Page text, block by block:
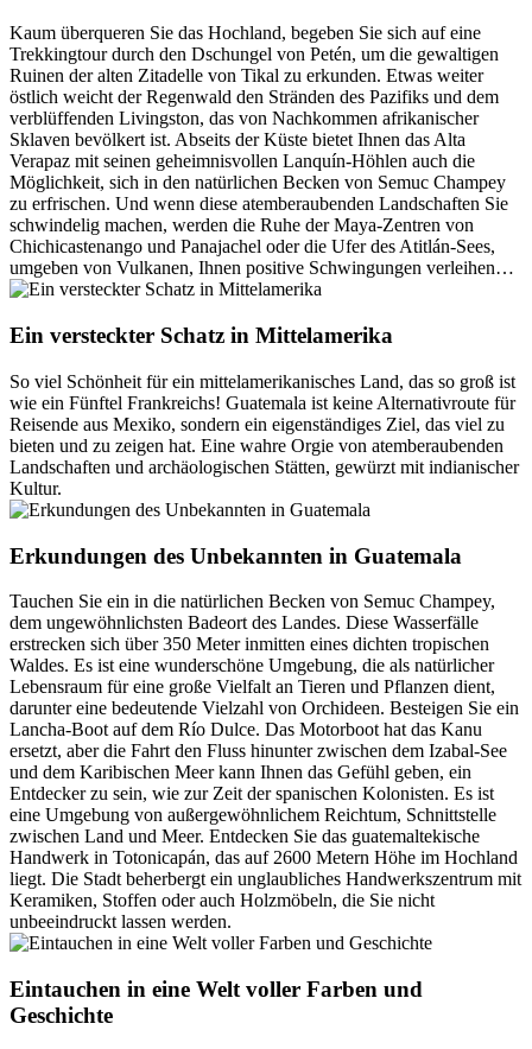
Kaum überqueren Sie das Hochland, begeben Sie sich auf eine
Trekkingtour durch den Dschungel von Petén, um die gewaltigen
Ruinen der alten Zitadelle von Tikal zu erkunden. Etwas weiter
östlich weicht der Regenwald den Stränden des Pazifiks und dem
verblüffenden Livingston, das von Nachkommen afrikanischer
Sklaven bevölkert ist. Abseits der Küste bietet Ihnen das Alta
Verapaz mit seinen geheimnisvollen Lanquín-Höhlen auch die
Möglichkeit, sich in den natürlichen Becken von Semuc Champey
zu erfrischen. Und wenn diese atemberaubenden Landschaften Sie
schwindelig machen, werden die Ruhe der Maya-Zentren von
Chichicastenango und Panajachel oder die Ufer des Atitlán-Sees,
umgeben von Vulkanen, Ihnen positive Schwingungen verleihen…
Ein versteckter Schatz in Mittelamerika
So viel Schönheit für ein mittelamerikanisches Land, das so groß ist
wie ein Fünftel Frankreichs! Guatemala ist keine Alternativroute für
Reisende aus Mexiko, sondern ein eigenständiges Ziel, das viel zu
bieten und zu zeigen hat. Eine wahre Orgie von atemberaubenden
Landschaften und archäologischen Stätten, gewürzt mit indianischer
Kultur.
Erkundungen des Unbekannten in Guatemala
Tauchen Sie ein in die natürlichen Becken von Semuc Champey,
dem ungewöhnlichsten Badeort des Landes. Diese Wasserfälle
erstrecken sich über 350 Meter inmitten eines dichten tropischen
Waldes. Es ist eine wunderschöne Umgebung, die als natürlicher
Lebensraum für eine große Vielfalt an Tieren und Pflanzen dient,
darunter eine bedeutende Vielzahl von Orchideen. Besteigen Sie ein
Lancha-Boot auf dem Río Dulce. Das Motorboot hat das Kanu
ersetzt, aber die Fahrt den Fluss hinunter zwischen dem Izabal-See
und dem Karibischen Meer kann Ihnen das Gefühl geben, ein
Entdecker zu sein, wie zur Zeit der spanischen Kolonisten. Es ist
eine Umgebung von außergewöhnlichem Reichtum, Schnittstelle
zwischen Land und Meer. Entdecken Sie das guatemaltekische
Handwerk in Totonicapán, das auf 2600 Metern Höhe im Hochland
liegt. Die Stadt beherbergt ein unglaubliches Handwerkszentrum mit
Keramiken, Stoffen oder auch Holzmöbeln, die Sie nicht
unbeeindruckt lassen werden.
Eintauchen in eine Welt voller Farben und
Geschichte